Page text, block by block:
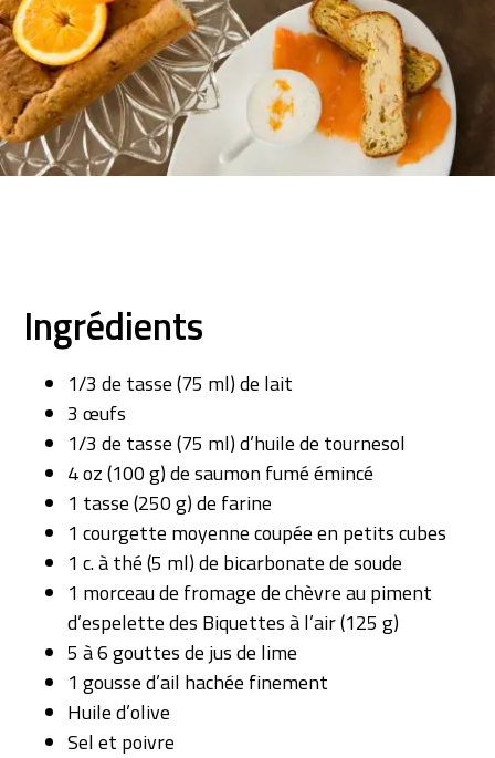
Ingrédients
1/3 de tasse (75 ml) de lait
3 œufs
1/3 de tasse (75 ml) d’huile de tournesol
4 oz (100 g) de saumon fumé émincé
1 tasse (250 g) de farine
1 courgette moyenne coupée en petits cubes
1 c. à thé (5 ml) de bicarbonate de soude
1 morceau de fromage de chèvre au piment
d’espelette des Biquettes à l’air (125 g)
5 à 6 gouttes de jus de lime
1 gousse d’ail hachée finement
Huile d’olive
Sel et poivre